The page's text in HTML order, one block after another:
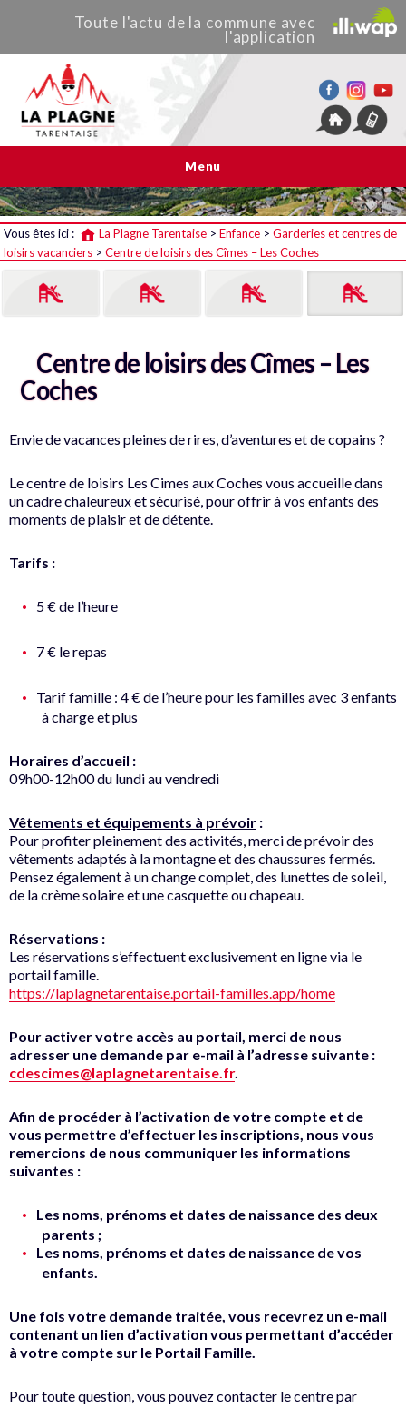
La Plagne Tarentaise
Toute l'actu de la commune avec
l'application
Menu
Vous êtes ici : La Plagne Tarentaise > Enfance > Garderies et centres de
loisirs vacanciers > Centre de loisirs des Cîmes – Les Coches
Centre de loisirs des Cîmes – Les
Coches
Envie de vacances pleines de rires, d’aventures et de copains ?
Le centre de loisirs Les Cimes aux Coches vous accueille dans
un cadre chaleureux et sécurisé, pour offrir à vos enfants des
moments de plaisir et de détente.
Tarifs :
5 € de l’heure
7 € le repas
Tarif famille : 4 € de l’heure pour les familles avec 3 enfants
à charge et plus
Horaires d’accueil :
09h00-12h00 du lundi au vendredi
Vêtements et équipements à prévoir :
Pour profiter pleinement des activités, merci de prévoir des
vêtements adaptés à la montagne et des chaussures fermés.
Pensez également à un change complet, des lunettes de soleil,
de la crème solaire et une casquette ou chapeau.
Réservations :
Les réservations s’effectuent exclusivement en ligne via le
portail famille.
https://laplagnetarentaise.portail-familles.app/home
Pour activer votre accès au portail, merci de nous
adresser une demande par e-mail à l’adresse suivante :
cdescimes@laplagnetarentaise.fr.
Afin de procéder à l’activation de votre compte et de
vous permettre d’effectuer les inscriptions, nous vous
remercions de nous communiquer les informations
suivantes :
Les noms, prénoms et dates de naissance des deux
parents ;
Les noms, prénoms et dates de naissance de vos
enfants.
Une fois votre demande traitée, vous recevrez un e-mail
contenant un lien d’activation vous permettant d’accéder
à votre compte sur le Portail Famille.
Pour toute question, vous pouvez contacter le centre par